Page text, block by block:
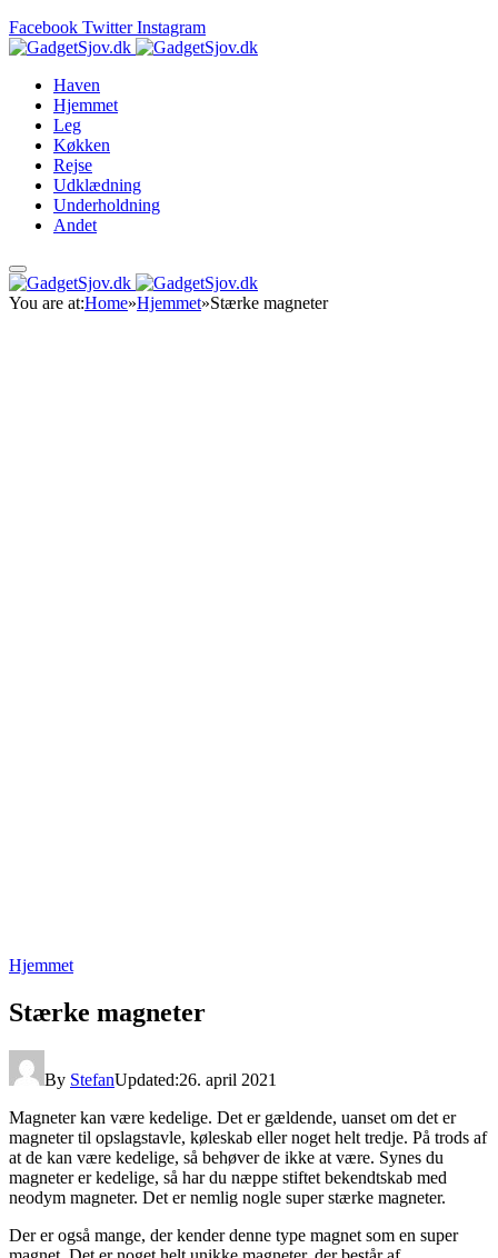
Facebook Twitter Instagram
Haven
Hjemmet
Leg
Køkken
Rejse
Udklædning
Underholdning
Andet
You are at:Home»Hjemmet»Stærke magneter
Hjemmet
Stærke magneter
By StefanUpdated:26. april 2021
Magneter kan være kedelige. Det er gældende, uanset om det er
magneter til opslagstavle, køleskab eller noget helt tredje. På trods af
at de kan være kedelige, så behøver de ikke at være. Synes du
magneter er kedelige, så har du næppe stiftet bekendtskab med
neodym magneter. Det er nemlig nogle super stærke magneter.
Der er også mange, der kender denne type magnet som en super